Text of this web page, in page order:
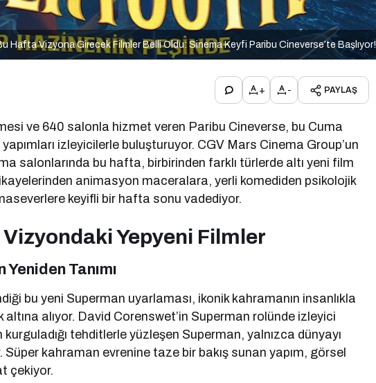
Hafta Vizyona Girecek Filmler Belli Oldu: Sinema Keyfi Paribu Cineverse’te Başlıyor!
+ - PAYLAŞ
ve 640 salonla hizmet veren Paribu Cineverse, bu Cuma
izleyicilerle buluşturuyor. CGV Mars Cinema Group’un
salonlarında bu hafta, birbirinden farklı türlerde altı yeni film
animasyon maceralara, yerli komediden psikolojik
keyifli bir hafta sonu vadediyor.
Yepyeni Filmler
Yeniden Tanımı
bu yeni Superman uyarlaması, ikonik kahramanın insanlıkla
alıyor. David Corenswet’in Superman rolünde izleyici
kurguladığı tehditlerle yüzleşen Superman, yalnızca dünyayı
kahraman evrenine taze bir bakış sunan yapım, görsel
çekiyor.